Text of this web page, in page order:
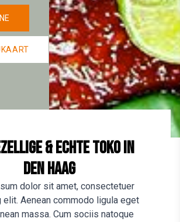
& echte Toko in
Den haag
dolor sit amet, consectetuer
Aenean commodo ligula eget
massa. Cum sociis natoque